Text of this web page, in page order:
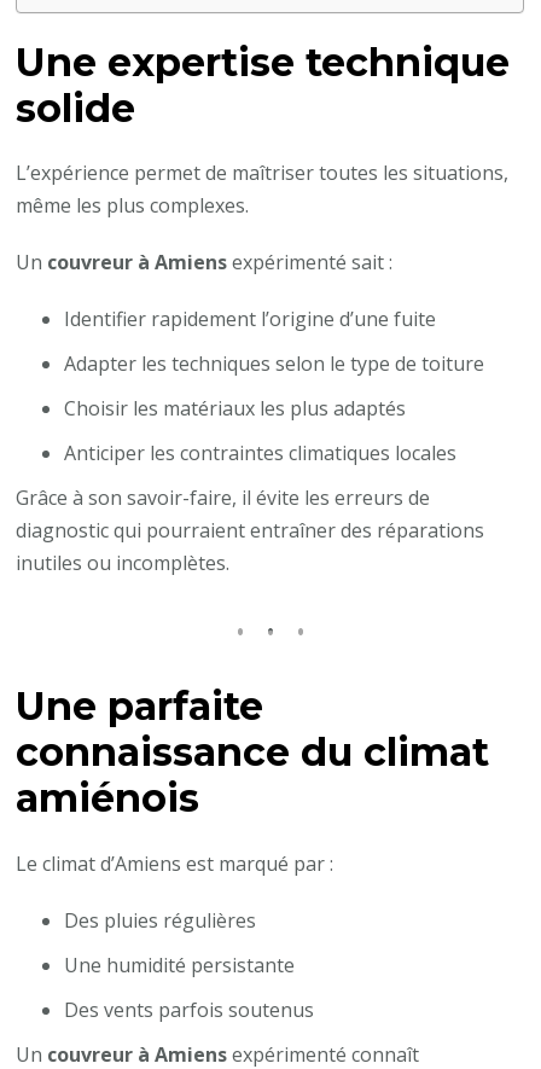
Une expertise technique
solide
L’expérience permet de maîtriser toutes les situations,
même les plus complexes.
Un couvreur à Amiensexpérimenté sait :
Identifier rapidement l’origine d’une fuite
Adapter les techniques selon le type de toiture
Choisir les matériaux les plus adaptés
Anticiper les contraintes climatiques locales
Grâce à son savoir-faire, il évite les erreurs de
diagnostic qui pourraient entraîner des réparations
inutiles ou incomplètes.
Une parfaite
connaissance du climat
amiénois
Le climat d’Amiens est marqué par :
Des pluies régulières
Une humidité persistante
Des vents parfois soutenus
Un couvreur à Amiensexpérimenté connaît